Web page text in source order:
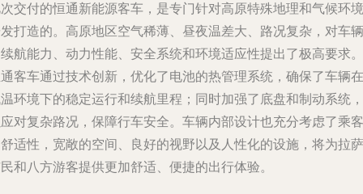
交付的恒通新能源客车，是专门针对高原特殊地理和气候环境
打造的。高原地区空气稀薄、昼夜温差大、路况复杂，对车辆
航能力、动力性能、安全系统和环境适应性提出了极高要求。
客车通过技术创新，优化了电池的热管理系统，确保了车辆在
环境下的稳定运行和续航里程；同时加强了底盘和制动系统，
对复杂路况，保障行车安全。车辆内部设计也充分考虑了乘客
适性，宽敞的空间、良好的视野以及人性化的设施，将为拉萨
和八方游客提供更加舒适、便捷的出行体验。